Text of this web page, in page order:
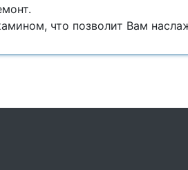
что позволит Вам